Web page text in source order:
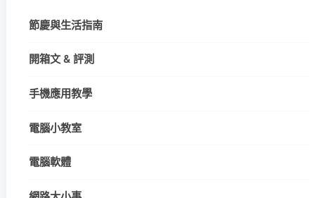
節慶與生活指南
開箱文 & 評測
手機應用教學
電腦小教室
電腦軟體